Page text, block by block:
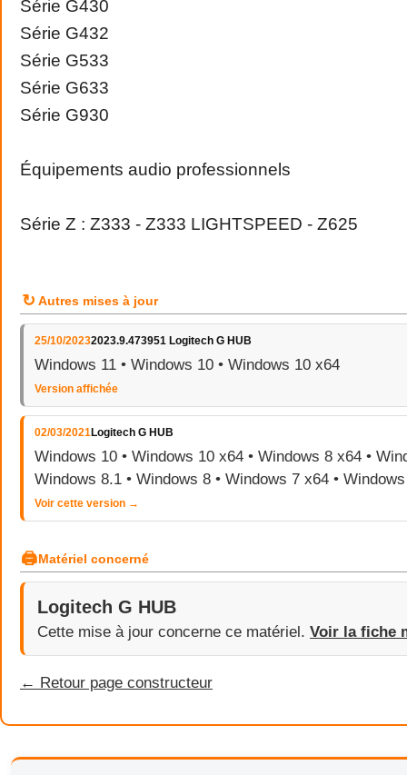
Série G430
Série G432
Série G533
Série G633
Série G930
Équipements audio professionnels
Série Z : Z333 - Z333 LIGHTSPEED - Z625
↻ Autres mises à jour
25/10/20232023.9.473951 Logitech G HUB
Windows 11 • Windows 10 • Windows 10 x64
Version affichée
02/03/2021Logitech G HUB
Windows 10 • Windows 10 x64 • Windows 8 x64 •
Windows 8.1 • Windows 8 • Windows 7 x64 •
Voir cette version →
🖨Matériel concerné
Logitech G HUB
Cette mise à jour concerne ce matériel. Voir la fiche
← Retour page constructeur